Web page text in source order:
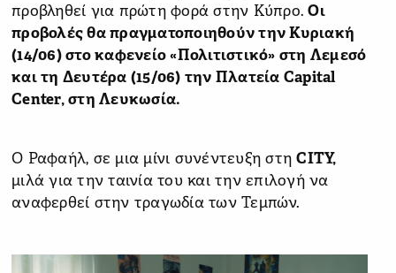
προβληθεί για πρώτη φορά στην Κύπρο. Οι
προβολές θα πραγματοποιηθούν την Κυριακή
(14/06) στο καφενείο «Πολιτιστικό» στη Λεμεσό
και τη Δευτέρα (15/06) την Πλατεία Capital
Center, στη Λευκωσία.
Ο Ραφαήλ, σε μια μίνι συνέντευξη στηCITY,
μιλά για την ταινία του και την επιλογή να
αναφερθεί στην τραγωδία των Τεμπών.